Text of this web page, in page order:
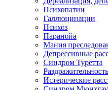
Психопатии
Галлюцинации
Психоз
Паранойа
Мания
Депрессивные
Синдром Туретта
Раздражительность
Истерические